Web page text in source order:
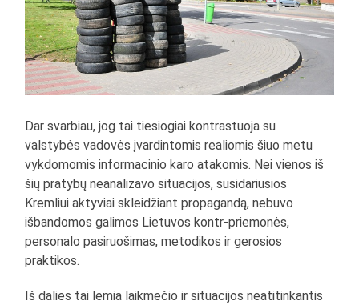
Dar svarbiau, jog tai tiesiogiai kontrastuoja su
valstybės vadovės įvardintomis realiomis šiuo metu
vykdomomis informacinio karo atakomis. Nei vienos iš
šių pratybų neanalizavo situacijos, susidariusios
Kremliui aktyviai skleidžiant propagandą, nebuvo
išbandomos galimos Lietuvos kontr-priemonės,
personalo pasiruošimas, metodikos ir gerosios
praktikos.
Iš dalies tai lemia laikmečio ir situacijos neatitinkantis